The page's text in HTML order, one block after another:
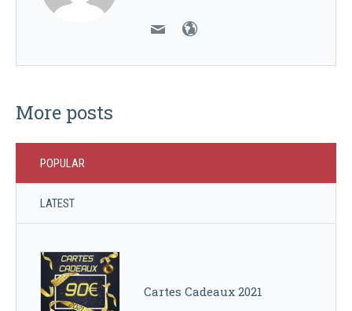
More posts
POPULAR
LATEST
Cartes Cadeaux 2021